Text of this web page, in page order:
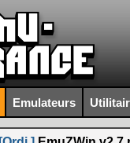
Emulateurs